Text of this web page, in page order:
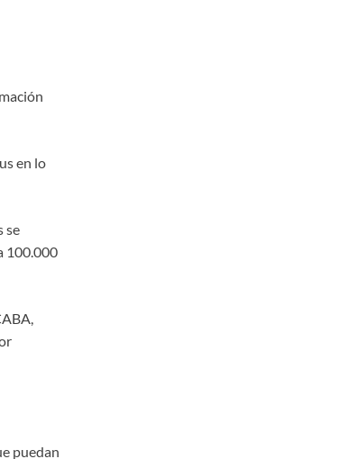
en lo
se
100.000
puedan